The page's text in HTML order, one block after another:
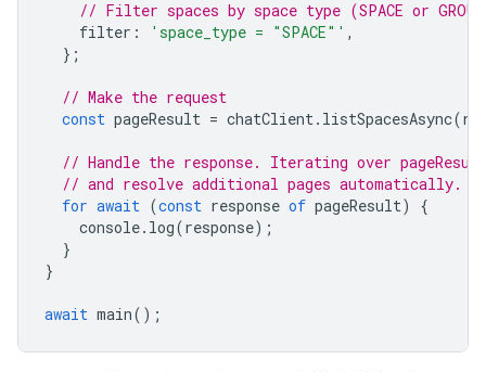
// Filter spaces by space type (SPACE or
filter : 'space_type = "SPACE"' ,
};
// Make the request
const pageResult = chatClient. listSpacesAsync(
// Handle the response. Iterating over
// and resolve additional pages automatically.
for await (const response of pageResult)
{
console. log(response);
}
}
await main();